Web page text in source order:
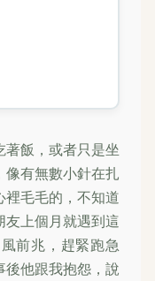
飯，或者只是坐
有無數小針在扎
毛毛的，不知道
友上個月就遇到這
前兆，趕緊跑急
他跟我抱怨，說